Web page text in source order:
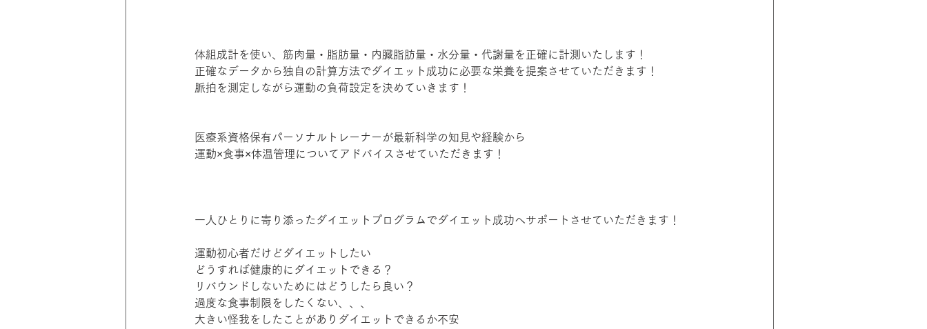
体組成計を使い、筋肉量・脂肪量・内臓脂肪量・水分量・代謝量を正確に計測いたします！
正確なデータから独自の計算方法でダイエット成功に必要な栄養を提案させていただきます！
脈拍を測定しながら運動の負荷設定を決めていきます！
医療系資格保有パーソナルトレーナーが最新科学の知見や経験から
運動×食事×体温管理についてアドバイスさせていただきます！
一人ひとりに寄り添ったダイエットプログラムでダイエット成功へサポートさせていただきます！
運動初心者だけどダイエットしたい
どうすれば健康的にダイエットできる？
リバウンドしないためにはどうしたら良い？
過度な食事制限をしたくない、、、
大きい怪我をしたことがありダイエットできるか不安